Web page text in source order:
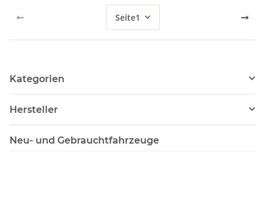
Seite1
Kategorien
Hersteller
Neu- und Gebrauchtfahrzeuge